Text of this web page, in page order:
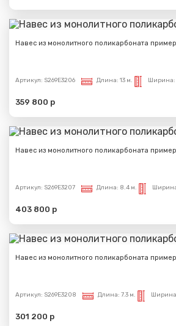
Навес из монолитного поликарбоната
Артикул: S269E3206 Длина: 13 м. Ширина:
359 800 р
Навес из монолитного поликарбоната
Артикул: S269E3207 Длина: 8.4 м.
403 800 р
Навес из монолитного поликарбоната
Артикул: S269E3208 Длина: 7.3 м.
301 200 р